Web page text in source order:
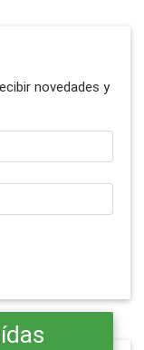
novedades y